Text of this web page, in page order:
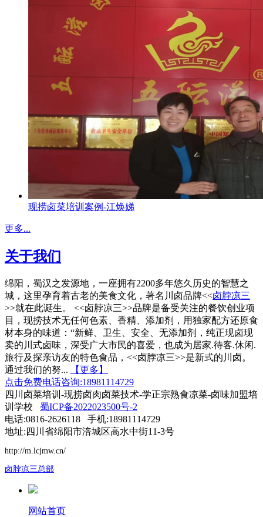
现捞卤菜培训案例-江焕娣
更多...
关于我们
绵阳，蜀汉之发源地，一座拥有2200多年悠久历史的智慧之
城，这里孕育着古老的美食文化，著名川卤品牌<<卤脖凉三
>>就在此诞生。 <<卤脖凉三>>品牌是备受关注的餐饮创业项
目，现捞技术无任何色素、香精、添加剂，用独家配方还原食
材本身的味道：“新鲜、卫生、安全、无添加剂，纯正现卤现
卖的川式卤味，深受广大市民的喜爱，也成为居家.待客.休闲.
旅行及探亲访友的特色食品，<<卤脖凉三>>是新式的川卤。
通过我们的努...
【更多】
点击免费电话咨询:18981114729
四川卤菜培训-现捞卤肉卤菜技术-学正宗熟食凉菜-卤味加盟培
训学校 蜀ICP备2022023500号-2
电话:0816-2626118 手机:18981114729
地址:四川省绵阳市涪城区高水中街11-3号
http://m.lcjmw.cn/
卤脖凉三总部
网站首页